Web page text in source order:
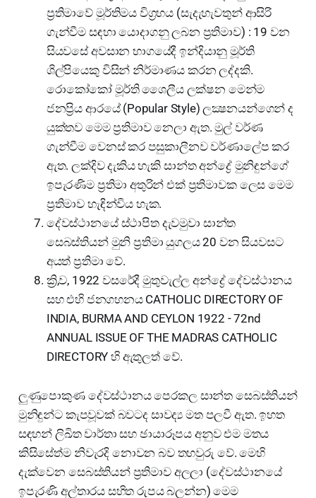
ප්‍රතිමාවේ මූර්තිමය විග්‍රහය (සැදැහැවතුන් ආසිරි
ගැන්වීම සඳහා යොදාගනු ලබන ප්‍රතිමාව) : 19 වන
සියවසේ අවසාන භාගයේදී ඉන්දියානු මූර්ති
ශිල්පියෙකු විසින් නිර්මාණය කරන ලද්දකි.
රොකෝකෝ මූර්ති ශෛලීය ලක්ෂන මෙන්ම
ජනප්‍රිය ආරයේ (Popular Style) ලක්‍ෂනයන්ගෙන් ද
යුක්තව මෙම ප්‍රතිමාව නෙලා ඇත. මුල් වර්ණ
ගැන්වීම වෙනස් කර පසුකාලීනව වර්ණාලේප කර
ඇත. ලක්දිව දැකිය හැකි සාන්ත අන්ද්‍රේ මුනිඳුන්ගේ
ඉපැරණිම ප්‍රතිමා අතුරින් එක් ප්‍රතිමාවක ලෙස මෙම
ප්‍රතිමාව හැඳින්විය හැක.
දේවස්ථානයේ ස්ථාපිත දැවමුවා සාන්ත
සෙබස්තියන් මුනි ප්‍රතිමා යුගලය 20 වන සියවසට
අයත් ප්‍රතිමා වේ.
ක්‍රි,ව, 1922 වසරේදී මුතුවැල්ල අන්ද්‍රේ දේවස්ථානය
සහ එහි ජනගහනය CATHOLIC DIRECTORY OF
INDIA, BURMA AND CEYLON 1922 - 72nd
ANNUAL ISSUE OF THE MADRAS CATHOLIC
DIRECTORY හි ඇතුලත් වේ.
ලුණුපොකුණ දේවස්ථානය පෙරකල සාන්ත සෙබස්තියන්
මුනිඳුන්ට කැපවූවක් බවටද සාවද්‍ය මත පලවී ඇත. ඉහත
සඳහන් ලිඛිත වාර්තා සහ ඡායාරූපය අනුව එම මතය
කිසිසේත්ම නිවැරදි නොවන බව තහවුරු වේ. මෙහි
දැක්වෙන සෙබස්තියන් ප්‍රතිමාව අලලා (දේවස්ථානයේ
ඉපැරණි අල්තාරය සහිත රුපය බලන්න) මෙම